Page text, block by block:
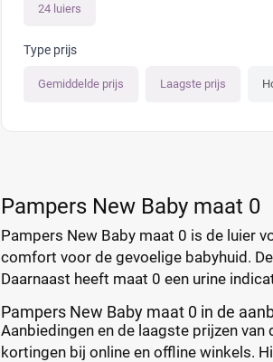
24 luiers
Type prijs
Gemiddelde prijs Laagste prijs
Pampers New Baby maat 0
Pampers New Baby maat 0 is de luier
comfort voor de gevoelige babyhuid.
Daarnaast heeft maat 0 een urine
Pampers New Baby maat 0 in de
Aanbiedingen en de laagste prijzen
kortingen bij online en offline winkels.